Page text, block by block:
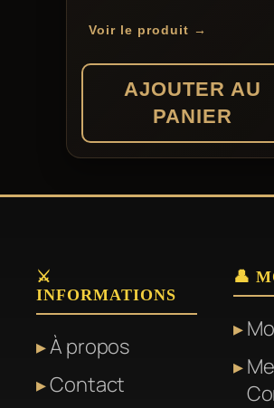
Voir le produit →
AJOUTER AU
PANIER
⚔️
INFORMATIONS
À propos
Contact
👤